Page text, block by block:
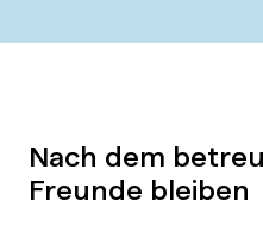
Nach dem
Freunde bleiben